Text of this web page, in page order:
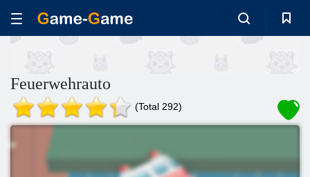
Feuerwehrauto
(Total 292)